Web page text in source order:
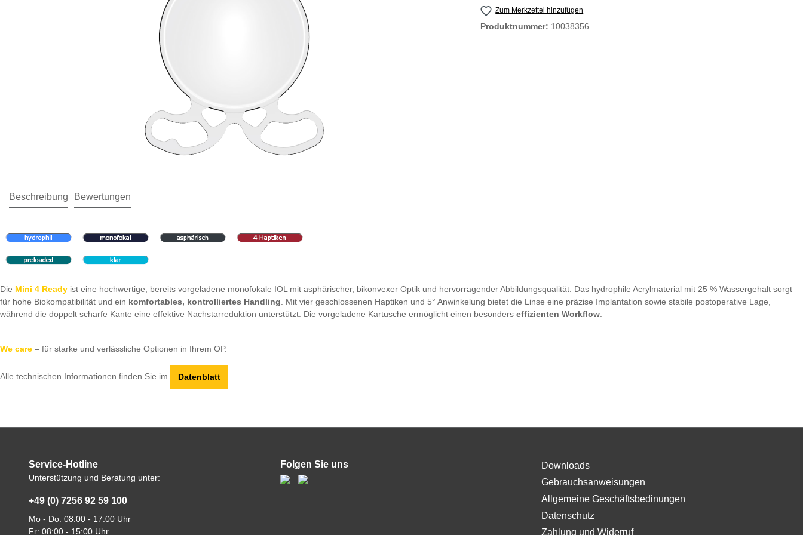
Zum Merkzettel hinzufügen
Produktnummer: 10038356
Beschreibung Bewertungen
Die Mini 4 Ready ist eine hochwertige, bereits vorgeladene monofokale IOL mit asphärischer, bikonvexer Optik und hervorragender Abbildungsqualität. Das hydrophile Acrylmaterial mit 25 % Wassergehalt sorgt
für hohe Biokompatibilität und ein komfortables, kontrolliertes Handling. Mit vier geschlossenen Haptiken und 5° Anwinkelung bietet die Linse eine präzise Implantation sowie stabile postoperative Lage,
während die doppelt scharfe Kante eine effektive Nachstarreduktion unterstützt. Die vorgeladene Kartusche ermöglicht einen besonders effizienten Workflow.
We care – für starke und verlässliche Optionen in Ihrem OP.
Alle technischen Informationen finden Sie im Datenblatt
Service-Hotline
Unterstützung und Beratung unter:
+49 (0) 7256 92 59 100
Mo - Do: 08:00 - 17:00 Uhr
Fr: 08:00 - 15:00 Uhr
Folgen Sie uns
Downloads
Gebrauchsanweisungen
Allgemeine Geschäftsbedinungen
Datenschutz
Zahlung und Widerruf